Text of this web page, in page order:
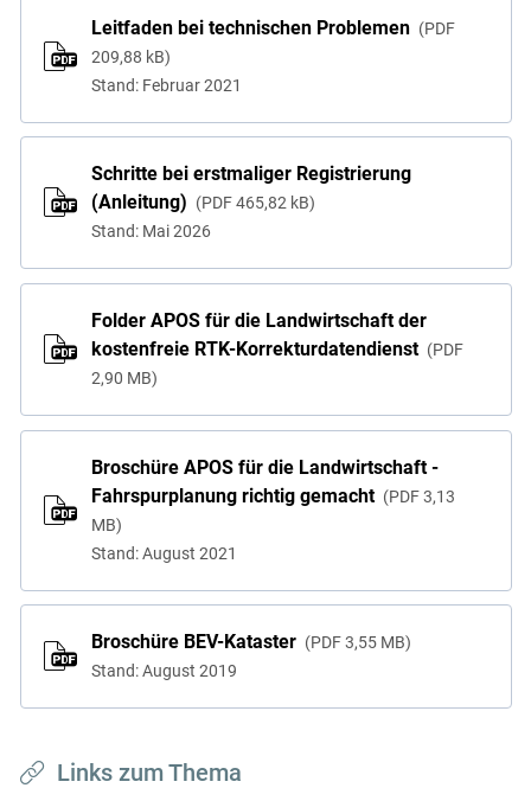
Leitfaden bei technischen Problemen
PDF
209,88 kB
Stand: Februar 2021
Schritte bei erstmaliger Registrierung
(Anleitung)
PDF 465,82 kB
Stand: Mai 2026
Folder APOS für die Landwirtschaft der
kostenfreie RTK-Korrekturdatendienst
PDF
2,90 MB
Broschüre APOS für die Landwirtschaft -
Fahrspurplanung richtig gemacht
PDF 3,13
MB
Stand: August 2021
Broschüre BEV-Kataster PDF 3,55 MB
Stand: August 2019
Links zum Thema